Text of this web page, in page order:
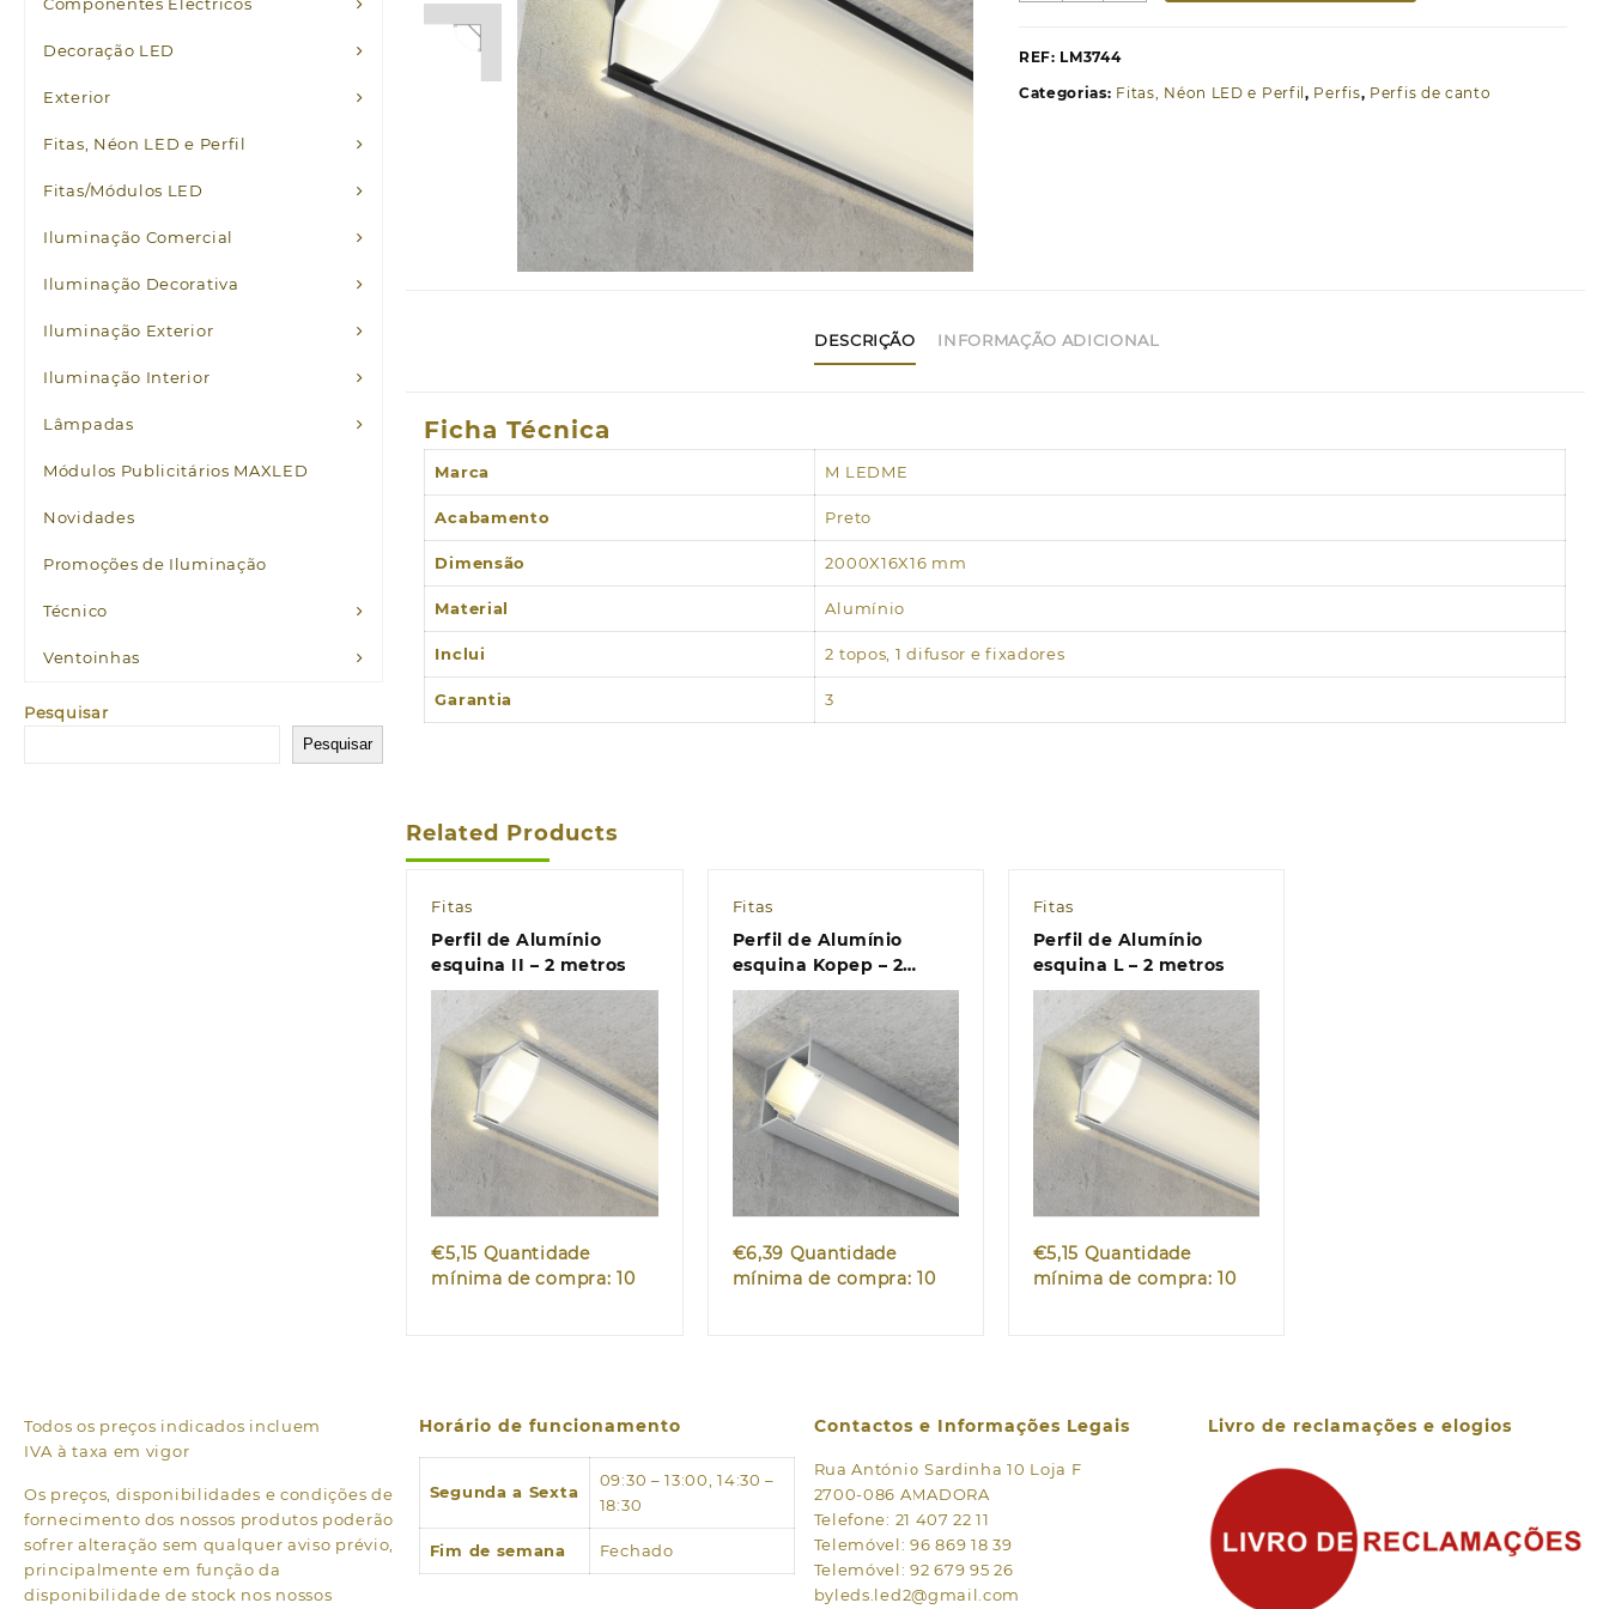
Decoração LED
Exterior
Fitas, Néon LED e Perfil
Fitas/Módulos LED
Iluminação Comercial
Iluminação Decorativa
Iluminação Exterior
Iluminação Interior
Lâmpadas
Módulos Publicitários MAXLED
Novidades
Promoções de Iluminação
Técnico
Ventoinhas
Pesquisar
Pesquisar
esquina
REF: LM3744
Categorias: Fitas, Néon LED e Perfil, Perfis, Perfis de canto
DESCRIÇÃO INFORMAÇÃO ADICIONAL
Ficha Técnica
Marca M LEDME
Acabamento Preto
Dimensão 2000X16X16 mm
Material Alumínio
Inclui 2 topos, 1 difusor e fixadores
Garantia 3
Related Products
Fitas
Perfil de Alumínio
esquina II – 2 metros
Quick view
€5,15 Quantidade
mínima de compra: 10
Fitas
Perfil de Alumínio
esquina Kopep – 2
metros
Quick view
€6,39 Quantidade
mínima de compra: 10
Fitas
Perfil de Alumínio
esquina L – 2 metros
Quick view
€5,15 Quantidade
mínima de compra: 10
Todos os preços indicados incluem
IVA à taxa em vigor
Os preços, disponibilidades e condições de
fornecimento dos nossos produtos poderão
sofrer alteração sem qualquer aviso prévio,
principalmente em função da
disponibilidade de stock nos nossos
Horário de funcionamento
Segunda a Sexta
09:30 – 13:00, 14:30 –
18:30
Fim de semana Fechado
Contactos e Informações Legais
Rua António Sardinha 10 Loja F
2700-086 AMADORA
Telefone: 21 407 22 11
Telemóvel: 96 869 18 39
Telemóvel: 92 679 95 26
byleds.led2@gmail.com
Livro de reclamações e elogios